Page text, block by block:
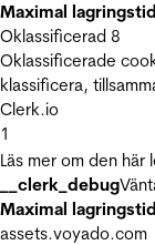
Maximal lagringstid
Oklassificerad 8
Oklassificerade
klassificera,
Clerk.io
1
Läs mer om den här
__clerk_debug
Maximal lagringstid
assets.voyado.com